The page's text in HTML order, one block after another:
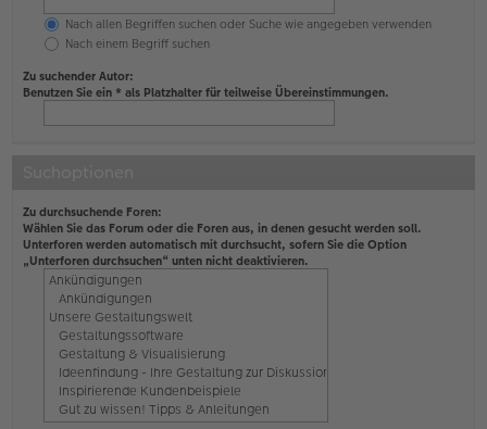
Nach allen Begriffen suchen oder Suche wie angegeben verwenden
Nach einem Begriff suchen
Zu suchender Autor:
Benutzen Sie ein * als Platzhalter für teilweise Übereinstimmungen.
Zu durchsuchende Foren:
Wählen Sie das Forum oder die Foren aus, in denen gesucht werden soll.
Unterforen werden automatisch mit durchsucht, sofern Sie die Option
„Unterforen durchsuchen“ unten nicht deaktivieren.